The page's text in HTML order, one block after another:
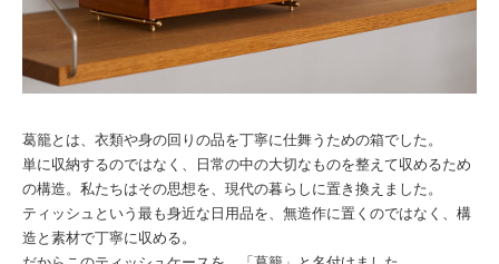
葛籠とは、衣類や身の回りの品を丁寧に仕舞うための箱でした。
単に収納するのではなく、日常の中の大切なものを整えて収めるため
の構造。私たちはその思想を、現代の暮らしに置き換えました。
ティッシュという最も身近な日用品を、無造作に置くのではなく、構
造と素材で丁寧に収める。